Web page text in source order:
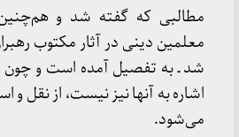
مطالبی که گفته شد و
معلمین دینی در آثار مکتوب
شد ـ به تفصیل آمده است و چون
اشاره به آنها نیز نیست، از نقل و
می‌شود.